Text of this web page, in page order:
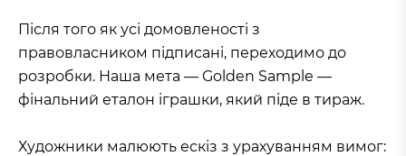
Після того як усі домовленості з
правовласником підписані, переходимо до
розробки. Наша мета — Golden Sample —
фінальний еталон іграшки, який піде в тираж.
Художники малюють ескіз з урахуванням вимог: